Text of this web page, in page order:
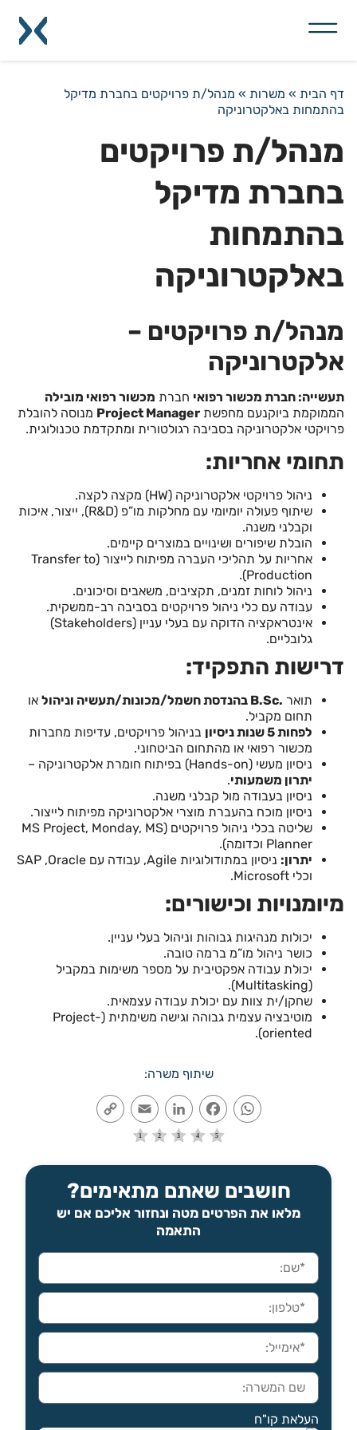
דף הבית » משרות » מנהל/ת פרויקטים בחברת מדיקל
בהתמחות באלקטרוניקה
מנהל/ת פרויקטים
בחברת מדיקל
בהתמחות
באלקטרוניקה
מנהל/ת פרויקטים –
אלקטרוניקה
תעשייה: חברת מכשור רפואי חברת מכשור רפואי מובילה
הממוקמת ביוקנעם מחפשת Project Manager מנוסה להובלת
פרויקטי אלקטרוניקה בסביבה רגולטורית ומתקדמת טכנולוגית.
תחומי אחריות:
ניהול פרויקטי אלקטרוניקה (HW) מקצה לקצה.
שיתוף פעולה יומיומי עם מחלקות מו”פ (R&D), ייצור, איכות
וקבלני משנה.
הובלת שיפורים ושינויים במוצרים קיימים.
אחריות על תהליכי העברה מפיתוח לייצור (Transfer to
Production).
ניהול לוחות זמנים, תקציבים, משאבים וסיכונים.
עבודה עם כלי ניהול פרויקטים בסביבה רב-ממשקית.
אינטראקציה הדוקה עם בעלי עניין (Stakeholders)
גלובליים.
דרישות התפקיד:
תואר .B.Sc בהנדסת חשמל/מכונות/תעשיה וניהול
או
תחום מקביל.
לפחות 5 שנות ניסיון
בניהול פרויקטים, עדיפות מחברות
מכשור רפואי או מהתחום הביטחוני.
ניסיון מעשי (Hands-on) בפיתוח חומרת אלקטרוניקה –
יתרון משמעותי.
ניסיון בעבודה מול קבלני משנה.
ניסיון מוכח בהעברת מוצרי אלקטרוניקה מפיתוח לייצור.
שליטה בכלי ניהול פרויקטים (MS Project, Monday, MS
Planner וכדומה).
יתרון:
ניסיון במתודולוגיות Agile, עבודה עם SAP ,Oracle
וכלי Microsoft.
מיומנויות וכישורים:
יכולות מנהיגות גבוהות וניהול בעלי עניין.
כושר ניהול מו”מ ברמה טובה.
יכולת עבודה אפקטיבית על מספר משימות במקביל
(Multitasking).
שחקן/ית צוות עם יכולת עבודה עצמאית.
מוטיבציה עצמית גבוהה וגישה משימתית (Project-
oriented).
שיתוף משרה:
WhatsApp
Facebook
LinkedIn
Email
חושבים שאתם מתאימים?
מלאו את הפרטים מטה ונחזור אליכם אם יש
התאמה
העלאת קו"ח